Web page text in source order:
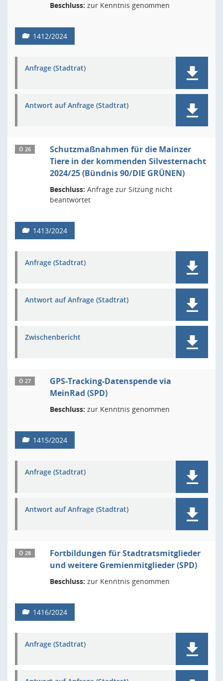
Beschluss: zur Kenntnis genommen
1412/2024
Anfrage (Stadtrat)
Antwort auf Anfrage (Stadtrat)
Ö 26
Schutzmaßnahmen für die Mainzer
Tiere in der kommenden Silvesternacht
2024/25 (Bündnis 90/DIE GRÜNEN)
Beschluss: Anfrage zur Sitzung nicht
beantwortet
1413/2024
Anfrage (Stadtrat)
Antwort auf Anfrage (Stadtrat)
Zwischenbericht
Ö 27
GPS-Tracking-Datenspende via
MeinRad (SPD)
Beschluss: zur Kenntnis genommen
1415/2024
Anfrage (Stadtrat)
Antwort auf Anfrage (Stadtrat)
Ö 28
Fortbildungen für Stadtratsmitglieder
und weitere Gremienmitglieder (SPD)
Beschluss: zur Kenntnis genommen
1416/2024
Anfrage (Stadtrat)